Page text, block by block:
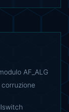
AF_ALG